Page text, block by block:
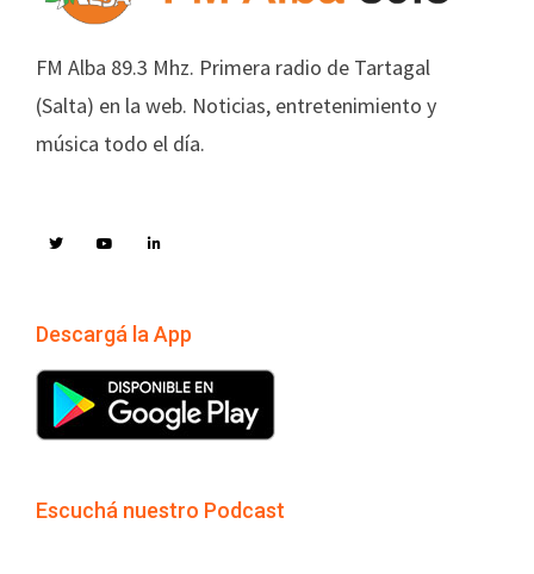
FM Alba 89.3 Mhz. Primera radio de Tartagal
(Salta) en la web. Noticias, entretenimiento y
música todo el día.
Descargá la App
Escuchá nuestro Podcast